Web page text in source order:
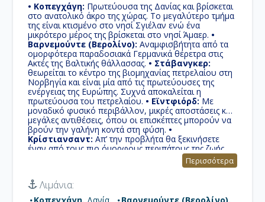
• Κοπεγχάγη: Πρωτεύουσα της Δανίας και βρίσκεται
στο ανατολικό άκρο της χώρας. Το μεγαλύτερο τμήμα
της είναι κτισμένο στο νησί Σγιέλαν ενώ ένα
μικρότερο μέρος της βρίσκεται στο νησί Άμαερ. •
Βαρνεμούντε (Βερολίνο): Αναμφισβήτητα από τα
ομορφότερα παραδοσιακά Γερμανικά θέρετρα στις
Ακτές της Βαλτικής θάλλασσας.• Στάβανγκερ:
θεωρείται το κέντρο της βιομηχανίας πετρελαίου στη
Νορβηγία και είναι μία από τις πρωτεύουσες της
ενέργειας της Ευρώπης. Συχνά αποκαλείται η
πρωτεύουσα του πετρελαίου. • Εϊντφιόρδ:Με
μοναδικό φυσικό περιβάλλον, μικρές αποστάσεις και
μεγάλες αντιθέσεις, όπου οι επισκέπτες μπορούν να
βρούν την γαλήνη κοντά στη φύση. •
Κρίστιανσαντ: Απ’ την προβλήτα θα ξεκινήσετε
έναν από τους πιο όμορφους περιπάτους της ζωής
σας ο οποίος οδηγεί σε πανέμορφα πάρκα με
συντριβάνια και πράσινο, θα περάσετε ένα οχυρό
του 17ου αιώνα και θα φτάσετε στην παραλία.
Όσλο:Πρόκειται για την πρωτεύουσα της Νορβηγίας,
συνδυάζει μοντερνισμό και παράδοση. Το Όσλο
Περισσότερα
Λιμάνια: